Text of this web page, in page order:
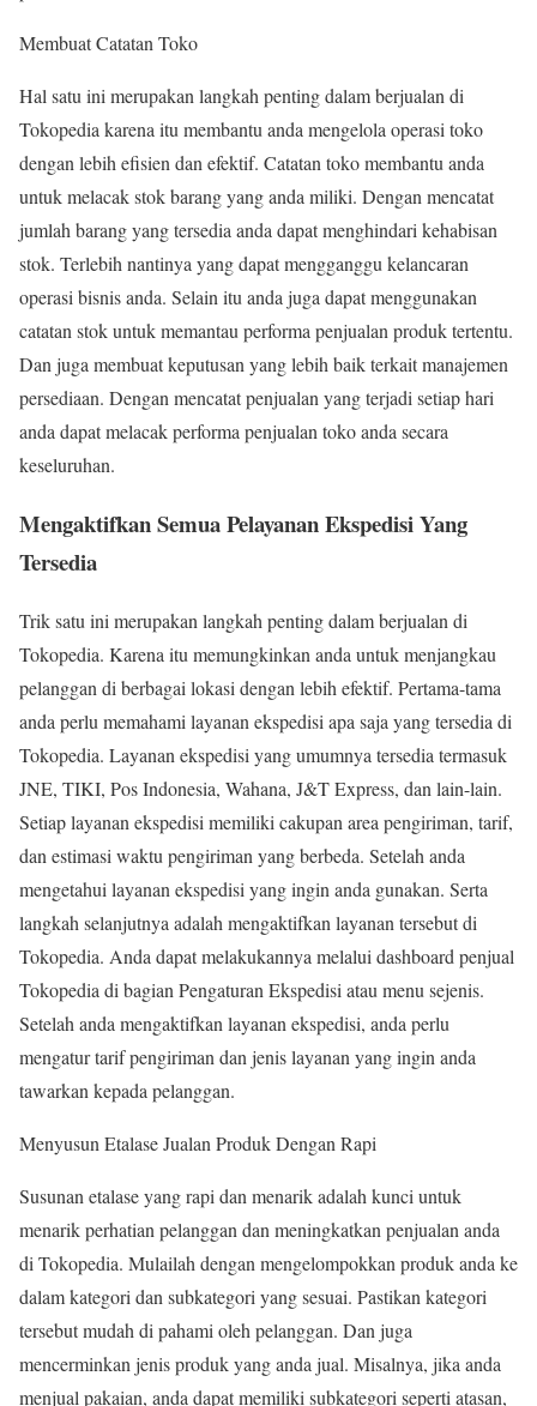
Membuat Catatan Toko
Hal satu ini merupakan langkah penting dalam berjualan di
Tokopedia karena itu membantu anda mengelola operasi toko
dengan lebih efisien dan efektif. Catatan toko membantu anda
untuk melacak stok barang yang anda miliki. Dengan mencatat
jumlah barang yang tersedia anda dapat menghindari kehabisan
stok. Terlebih nantinya yang dapat mengganggu kelancaran
operasi bisnis anda. Selain itu anda juga dapat menggunakan
catatan stok untuk memantau performa penjualan produk tertentu.
Dan juga membuat keputusan yang lebih baik terkait manajemen
persediaan. Dengan mencatat penjualan yang terjadi setiap hari
anda dapat melacak performa penjualan toko anda secara
keseluruhan.
Mengaktifkan Semua Pelayanan Ekspedisi Yang
Tersedia
Trik satu ini merupakan langkah penting dalam berjualan di
Tokopedia. Karena itu memungkinkan anda untuk menjangkau
pelanggan di berbagai lokasi dengan lebih efektif. Pertama-tama
anda perlu memahami layanan ekspedisi apa saja yang tersedia di
Tokopedia. Layanan ekspedisi yang umumnya tersedia termasuk
JNE, TIKI, Pos Indonesia, Wahana, J&T Express, dan lain-lain.
Setiap layanan ekspedisi memiliki cakupan area pengiriman, tarif,
dan estimasi waktu pengiriman yang berbeda. Setelah anda
mengetahui layanan ekspedisi yang ingin anda gunakan. Serta
langkah selanjutnya adalah mengaktifkan layanan tersebut di
Tokopedia. Anda dapat melakukannya melalui dashboard penjual
Tokopedia di bagian Pengaturan Ekspedisi atau menu sejenis.
Setelah anda mengaktifkan layanan ekspedisi, anda perlu
mengatur tarif pengiriman dan jenis layanan yang ingin anda
tawarkan kepada pelanggan.
Menyusun Etalase Jualan Produk Dengan Rapi
Susunan etalase yang rapi dan menarik adalah kunci untuk
menarik perhatian pelanggan dan meningkatkan penjualan anda
di Tokopedia. Mulailah dengan mengelompokkan produk anda ke
dalam kategori dan subkategori yang sesuai. Pastikan kategori
tersebut mudah di pahami oleh pelanggan. Dan juga
mencerminkan jenis produk yang anda jual. Misalnya, jika anda
menjual pakaian, anda dapat memiliki subkategori seperti atasan,